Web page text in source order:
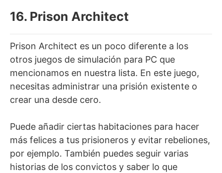
16. Prison Architect
Prison Architect es un poco diferente a los
otros juegos de simulación para PC que
mencionamos en nuestra lista. En este juego,
necesitas administrar una prisión existente o
crear una desde cero.
Puede añadir ciertas habitaciones para hacer
más felices a tus prisioneros y evitar rebeliones,
por ejemplo. También puedes seguir varias
historias de los convictos y saber lo que